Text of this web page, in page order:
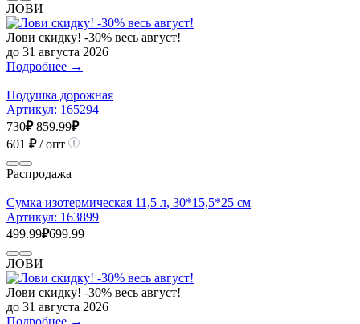
ЛОВИ
Лови скидку! -30% весь август!
до 31 августа 2026
Подробнее →
Подушка дорожная
Артикул: 165294
730₽ 859.99₽
601 ₽/ опт
Распродажа
Сумка изотермическая 11,5 л, 30*15,5*25 см
Артикул: 163899
499.99₽699.99
ЛОВИ
Лови скидку! -30% весь август!
до 31 августа 2026
Подробнее →